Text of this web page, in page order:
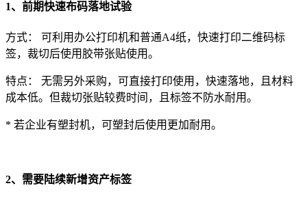
1、前期快速布码落地试验
方式： 可利用办公打印机和普通A4纸，快速打印二维码标
签，裁切后使用胶带张贴使用。
特点： 无需另外采购，可直接打印使用，快速落地，且材料
成本低。但裁切张贴较费时间，且标签不防水耐用。
* 若企业有塑封机，可塑封后使用更加耐用。
2、需要陆续新增资产标签